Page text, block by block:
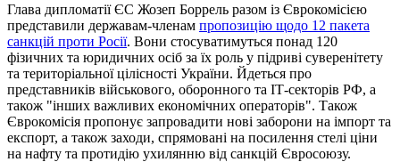
Глава дипломатії ЄС Жозеп Боррель разом із Єврокомісією
представили державам-членам пропозицію щодо 12 пакета
санкцій проти Росії. Вони стосуватимуться понад 120
фізичних та юридичних осіб за їх роль у підриві суверенітету
та територіальної цілісності України. Йдеться про
представників військового, оборонного та ІТ-секторів РФ, а
також "інших важливих економічних операторів". Також
Єврокомісія пропонує запровадити нові заборони на імпорт та
експорт, а також заходи, спрямовані на посилення стелі ціни
на нафту та протидію ухилянню від санкцій Євросоюзу.